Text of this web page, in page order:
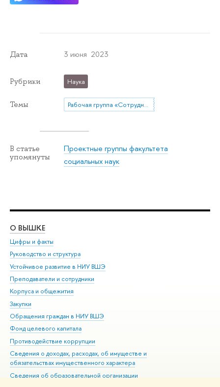
Дата 3 июня 2023
Рубрики Наука
Темы
В статье
упомянуты
Проектные группы факультета
социальных наук
О ВЫШКЕ
Цифры и факты
Руководство и структура
Устойчивое развитие в НИУ ВШЭ
Преподаватели и сотрудники
Корпуса и общежития
Закупки
Обращения граждан в НИУ ВШЭ
Фонд целевого капитала
Противодействие коррупции
Сведения о доходах, расходах, об имуществе и
обязательствах имущественного характера
Сведения об образовательной организации